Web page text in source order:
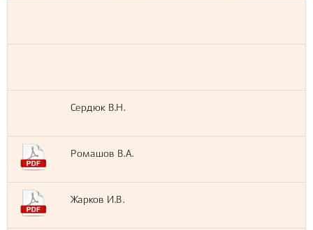
Сердюк В.Н.
Ромашов В.А.
Жарков И.В.